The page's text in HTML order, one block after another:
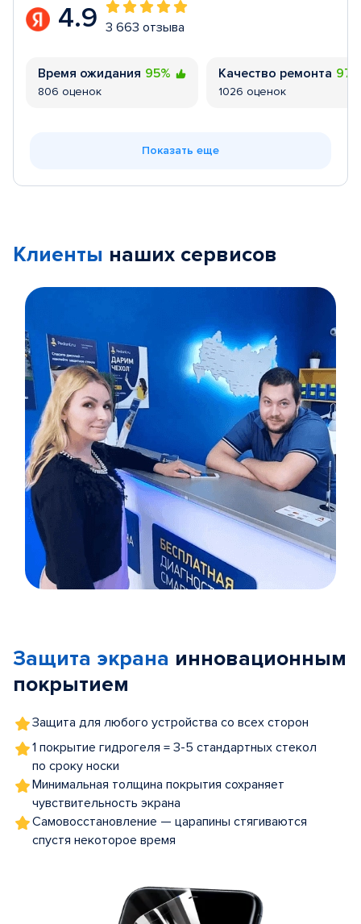
4.9 3 663 отзыва
Время ожидания 95%
806 оценок
Качество ремонта
1026 оценок
Показать еще
Клиенты наших сервисов
5
Защита экрана инновационным
покрытием
Защита для любого устройства со всех сторон
1 покрытие гидрогеля = 3-5 стандартных стекол
по сроку носки
Минимальная толщина покрытия сохраняет
чувствительность экрана
Самовосстановление — царапины стягиваются
спустя некоторое время